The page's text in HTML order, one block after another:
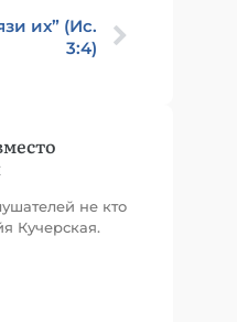
их” (Ис.
3:4)
не кто
Кучерская.